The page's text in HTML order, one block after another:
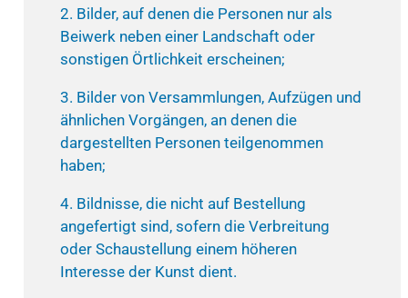
2. Bilder, auf denen die Personen nur als
Beiwerk neben einer Landschaft oder
sonstigen Örtlichkeit erscheinen;
3. Bilder von Versammlungen, Aufzügen und
ähnlichen Vorgängen, an denen die
dargestellten Personen teilgenommen
haben;
4. Bildnisse, die nicht auf Bestellung
angefertigt sind, sofern die Verbreitung
oder Schaustellung einem höheren
Interesse der Kunst dient.